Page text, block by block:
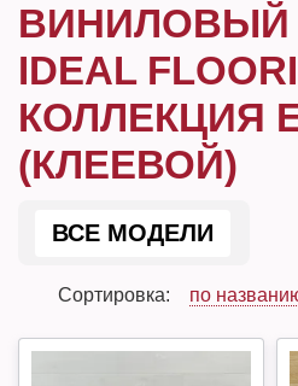
ВИНИЛОВЫЙ
IDEAL
КОЛЛЕКЦИЯ
(КЛЕЕВОЙ)
ВСЕ МОДЕЛИ
Сортировка: по